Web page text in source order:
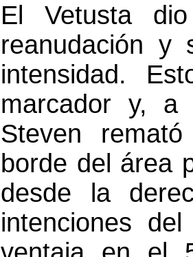
El Vetusta
reanudación y
intensidad.
marcador y,
Steven
borde del área
desde la
intenciones